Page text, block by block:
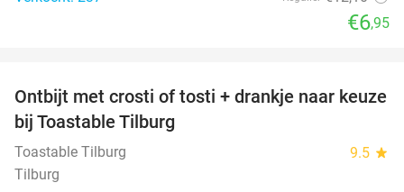
€6,95
38%
Ontbijt met crosti of tosti + drankje naar keuze
bij Toastable Tilburg
Toastable Tilburg 9.5 star
Tilburg